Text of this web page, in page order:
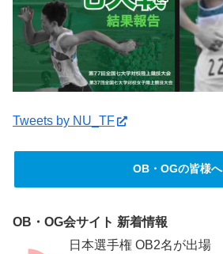
Tweets by NU_TF
OB・OGの皆様へ
OB・OG会サイト 新着情報
日本選手権 OB2名が出場